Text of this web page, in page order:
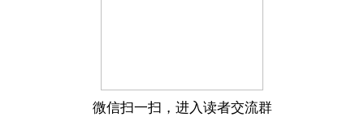
微信扫一扫，进入读者交流群